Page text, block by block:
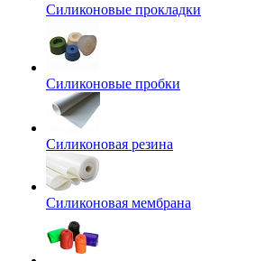
Силиконовые прокладки
Силиконовые пробки
Силиконовая резина
Силиконовая мембрана